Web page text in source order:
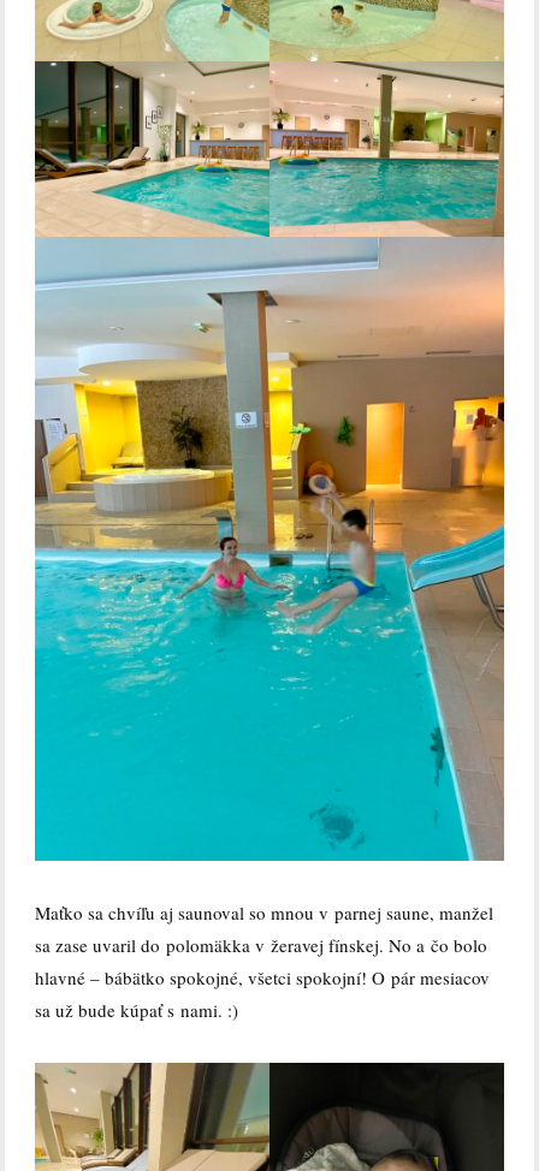
Maťko sa chvíľu aj saunoval so mnou v parnej saune, manžel
sa zase uvaril do polomäkka v žeravej fínskej. No a čo bolo
hlavné – bábätko spokojné, všetci spokojní! O pár mesiacov
sa už bude kúpať s nami. :)